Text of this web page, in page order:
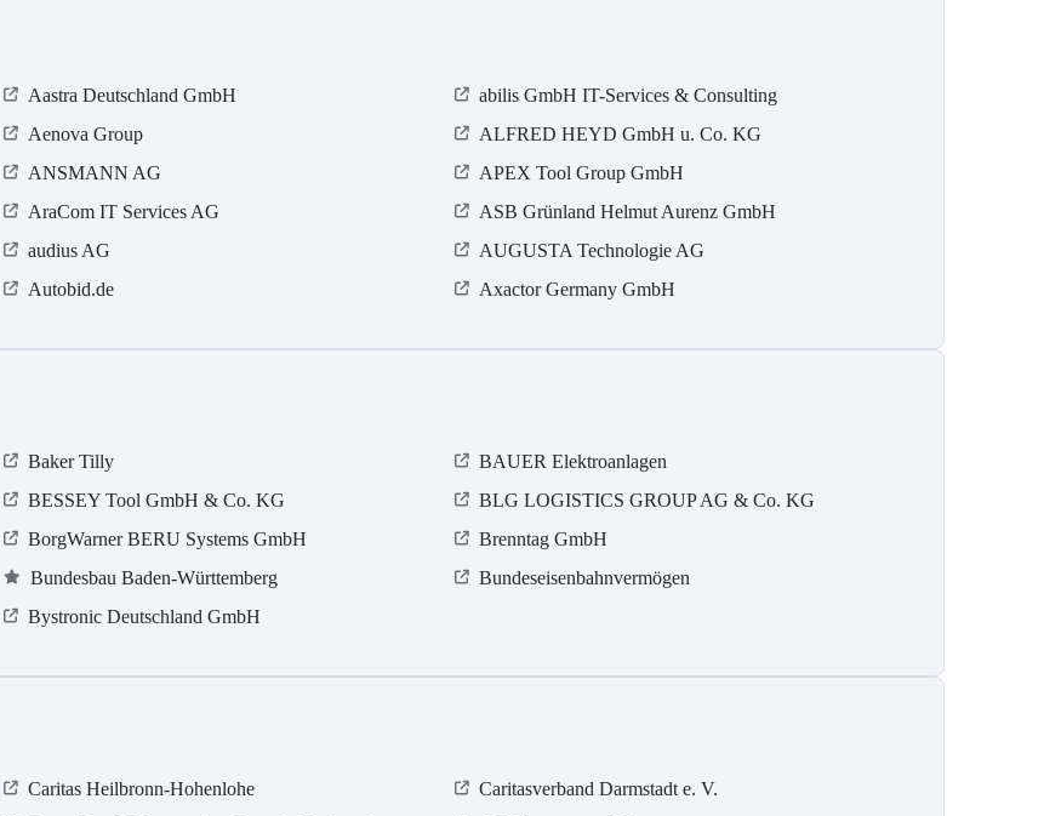
Aastra Deutschland GmbH
abilis GmbH IT-Services & Consulting
Aenova Group
ALFRED HEYD GmbH u. Co. KG
ANSMANN AG
APEX Tool Group GmbH
AraCom IT Services AG
ASB Grün­land Helmut Au­renz GmbH
audius AG
AUGUSTA Technologie AG
Autobid.de Axactor Germany GmbH
Baker Tilly
BAUER Elektroanlagen
BESSEY Tool GmbH & Co. KG
BLG LOGISTICS GROUP AG & Co. KG
BorgWarner BERU Systems GmbH
Brenntag GmbH
Bundesbau Baden-Württemberg
Bundeseisenbahnvermögen
Bystronic Deutschland GmbH
Caritas Heilbronn-Hohenlohe
Caritasverband Darmstadt e. V.